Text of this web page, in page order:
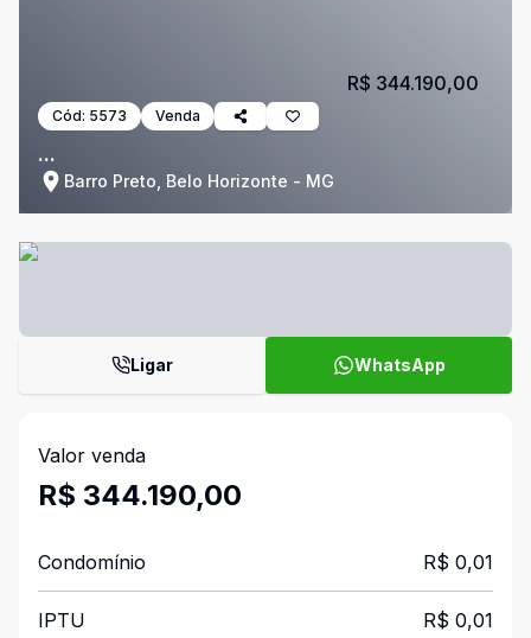
Cód: 5573 Venda
...
Barro Preto, Belo Horizonte - MG
R$ 344.190,00
Ligar WhatsApp
Valor venda
R$ 344.190,00
Condomínio R$ 0,01
IPTU R$ 0,01